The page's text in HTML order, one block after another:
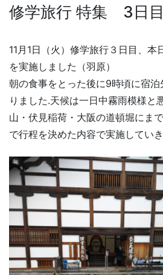
修学旅行 特集 3日
11月1日（火）修学旅行３日目、本
を実施しました（羽原）
朝の食事をとった後に9時頃に宿
りました.天候は一日中霧雨模様と
山・伏見稲荷・大阪の道頓堀にま
で行程を決めた内容で実施していき